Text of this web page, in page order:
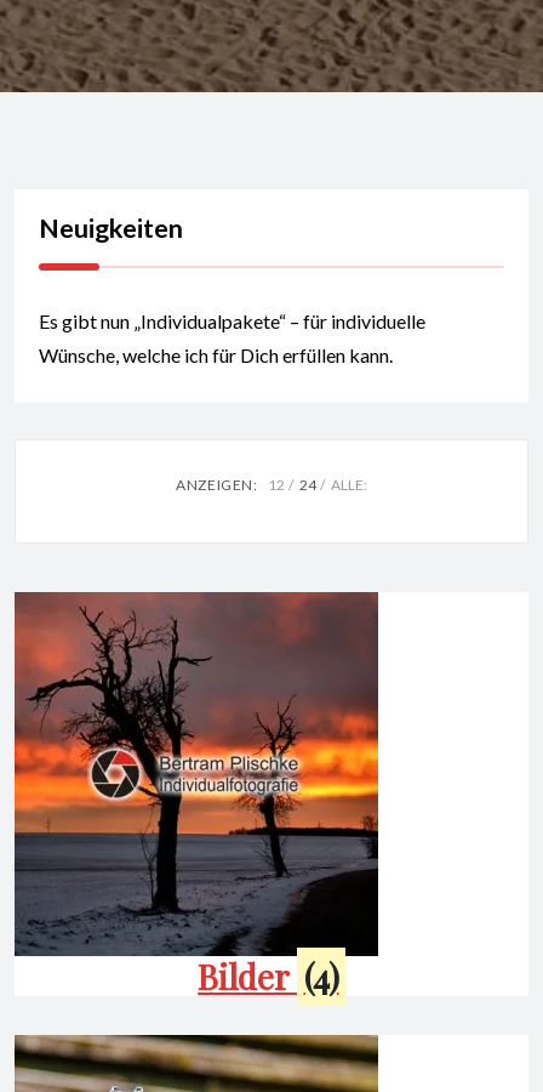
ANZEIGEN: 12 24 ALLE:
Bilder (4)
Neuigkeiten
Es gibt nun „Individualpakete“ – für individuelle
Wünsche, welche ich für Dich erfüllen kann.